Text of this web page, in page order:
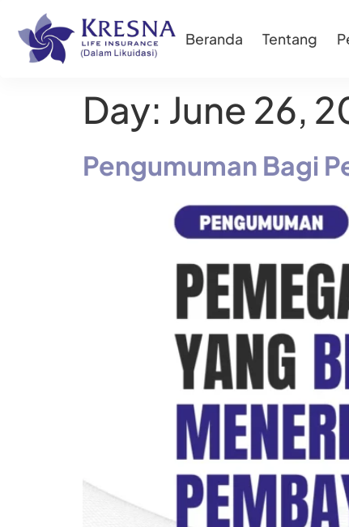
Beranda Tentang
Day: June 26,
Pengumuman Bagi